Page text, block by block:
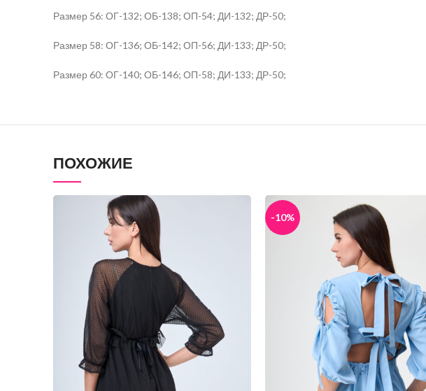
Размер 56: ОГ-132; ОБ-138; ОП-54; ДИ-132; ДР-50;
Размер 58: ОГ-136; ОБ-142; ОП-56; ДИ-133; ДР-50;
Размер 60: ОГ-140; ОБ-146; ОП-58; ДИ-133; ДР-50;
ПОХОЖИЕ
-10%